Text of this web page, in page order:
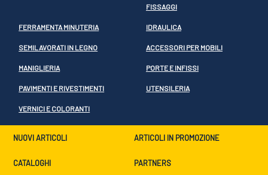
FISSAGGI
FERRAMENTA MINUTERIA IDRAULICA
SEMILAVORATI IN LEGNO ACCESSORI PER MOBILI
MANIGLIERIA PORTE E INFISSI
PAVIMENTI E RIVESTIMENTI UTENSILERIA
VERNICI E COLORANTI
NUOVI ARTICOLI ARTICOLI IN PROMOZIONE
CATALOGHI PARTNERS